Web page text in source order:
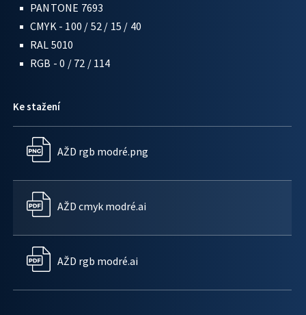
PANTONE 7693
CMYK - 100 / 52 / 15 / 40
RAL 5010
RGB - 0 / 72 / 114
Ke stažení
AŽD rgb modré.png
AŽD cmyk modré.ai
AŽD rgb modré.ai